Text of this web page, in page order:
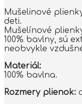
Mušelinové
deti.
Mušelínové
100% bavlny, sú
neobvykle
Materiál:
100% bavlna.
Rozmery plienok: